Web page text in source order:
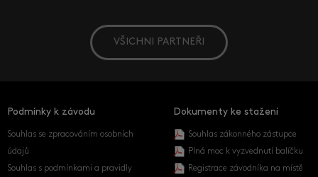
VŠICHNI PARTNEŘI
Podmínky k závodu
Souhlas se zpracováním osobních
údajů
Souhlas s podmínkami a pravidly
Dokumenty ke stažení
Souhlas zákonného zástupce
Plná moc k vyzvednutí balíčku
Registrace závodníka na místě